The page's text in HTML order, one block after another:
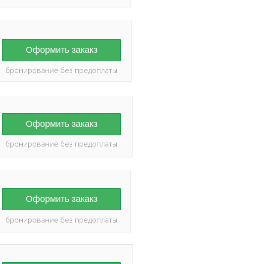
Оформить закакз
Оформить закакз
Оформить закакз
бронирование без предоплаты
бронирование без предоплаты
бронирование без предоплаты